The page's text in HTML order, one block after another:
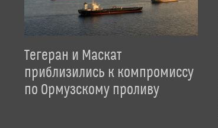
Тегеран и Маскат
приблизились к компромиссу
по Ормузскому проливу